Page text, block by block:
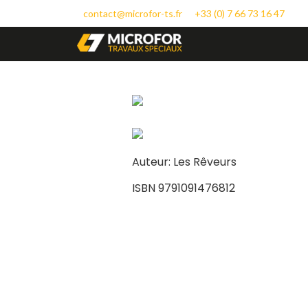
contact@microfor-ts.fr +33 (0) 7 66 73 16 47
Auteur: Les Rêveurs
ISBN 9791091476812